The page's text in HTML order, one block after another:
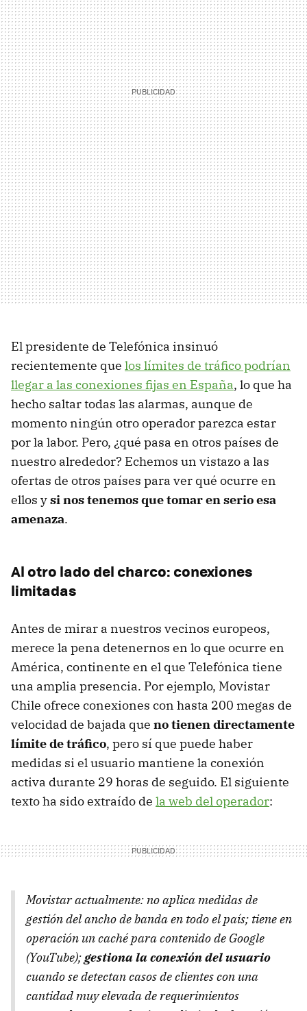
El presidente de Telefónica insinuó
recientemente que los límites de tráfico podrían
llegar a las conexiones fijas en España, lo que ha
hecho saltar todas las alarmas, aunque de
momento ningún otro operador parezca estar
por la labor. Pero, ¿qué pasa en otros países de
nuestro alrededor? Echemos un vistazo a las
ofertas de otros países para ver qué ocurre en
ellos ysi nos tenemos que tomar en serio esa
amenaza.
Al otro lado del charco: conexiones
limitadas
Antes de mirar a nuestros vecinos europeos,
merece la pena detenernos en lo que ocurre en
América, continente en el que Telefónica tiene
una amplia presencia. Por ejemplo, Movistar
Chile ofrece conexiones con hasta 200 megas de
velocidad de bajada que no tienen directamente
límite de tráfico, pero sí que puede haber
medidas si el usuario mantiene la conexión
activa durante 29 horas de seguido. El siguiente
texto ha sido extraído de la web del operador:
Movistar actualmente: no aplica medidas de
gestión del ancho de banda en todo el país; tiene en
operación un caché para contenido de Google
(YouTube);gestiona la conexión del usuario
cuando se detectan casos de clientes con una
cantidad muy elevada de requerimientos